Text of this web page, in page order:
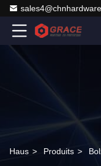
Haus > Produits >